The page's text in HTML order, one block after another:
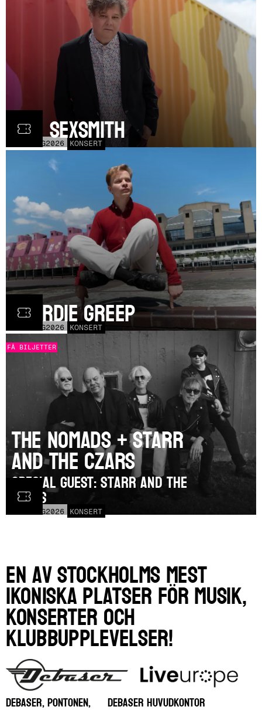
AUG2026 KONSERT
Ron Sexsmith
AUG2026 KONSERT
FÅ BILJETTER
Geordie Greep
AUG2026 KONSERT
The Nomads + Starr
and the Czars
SPECIAL GUEST: Starr and the
Czars
En av Stockholms mest
ikoniska platser för musik,
konserter och
klubbupplevelser!
DEBASER, PONTONEN,
DEBASER HUVUDKONTOR